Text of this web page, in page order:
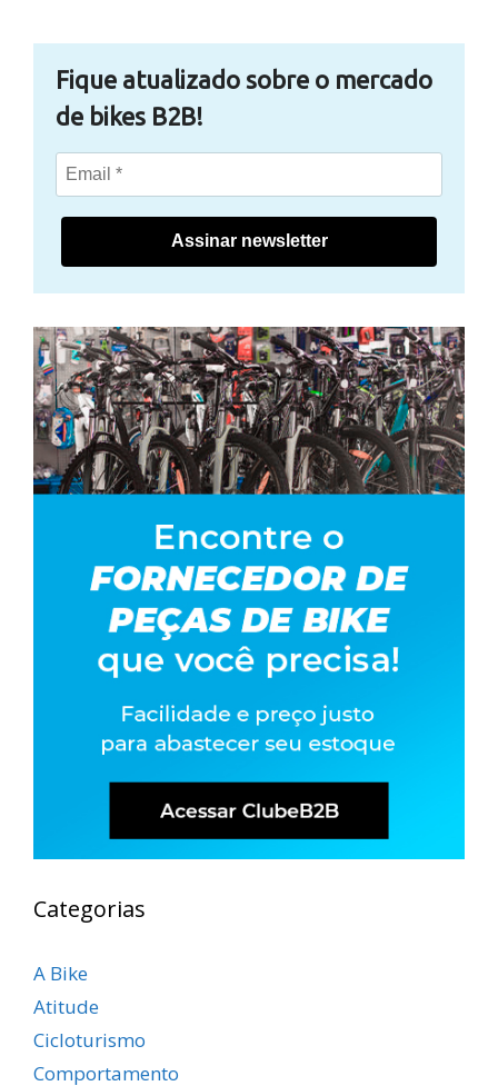
Fique atualizado sobre o mercado
de bikes B2B!
Assinar newsletter
Categorias
A Bike
Atitude
Cicloturismo
Comportamento